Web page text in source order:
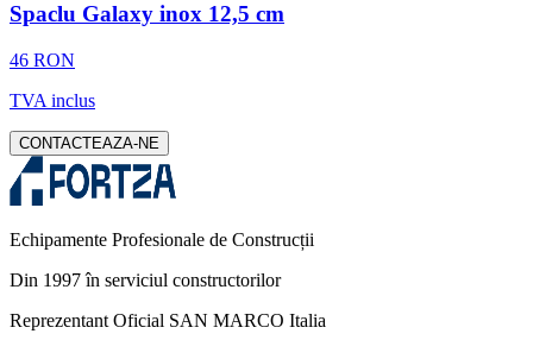
Spaclu Galaxy inox 12,5 cm
46 RON
TVA inclus
CONTACTEAZA-NE
Echipamente Profesionale de Construcții
Din 1997 în serviciul constructorilor
Reprezentant Oficial SAN MARCO Italia